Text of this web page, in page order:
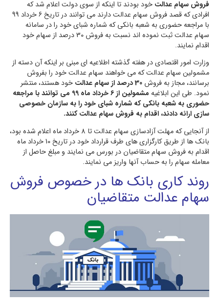
فروش سهام عدالت خود بودند تا اینکه از سوی دولت اعلام شد که
افرادی که قصد فروش سهام عدالت دارند می توانند در تاریخ 6 خرداد 99
با مراجعه حضوری به شعبه بانکی که شماره شبای خود را در سامانه
سهام عدالت ثبت نموده اند نسبت به فروش 30 درصد از سهام خود
اقدام نمایند.
وزارت امور اقتصادی در هفته گذشته اطلاعیه ای مبنی بر اینکه آن دسته از
مشمولین سهام عدالت که می خواهند سهام عدالت خود را بفروش
برسانند، مجاز به فروش 30 درصد از سهام عدالت
خود هستند، منتشر
نمود. طی این ابلاغیه
مشمولین از 6 خرداد ماه 99 می توانند با مراجعه
حضوری به شعبه بانکی که شماره شبای خود را به سازمان خصوصی
سازی ارائه دادند، اقدام به فروش سهام عدالت کنند.
از آنجایی که مهلت آزادسازی سهام عدالت تا 8 خرداد ماه اعلام شده بود،
بانک ها از طریق کارگزاری های طرف قرارداد خود در تاریخ 10 خرداد ماه
اقدام به فروش سهام متقاضیان در بورس می نمایند و مبلغ حاصل از
معامله سهام را به حساب آنها واریز می نمایند.
روند کاری بانک ها در خصوص فروش
سهام عدالت متقاضیان